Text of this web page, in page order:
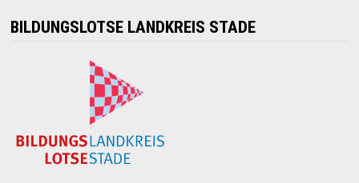
BILDUNGSLOTSE LANDKREIS STADE